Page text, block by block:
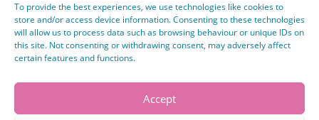
To provide the best experiences, we use technologies like cookies to
store and/or access device information. Consenting to these technologies
will allow us to process data such as browsing behaviour or unique IDs on
this site. Not consenting or withdrawing consent, may adversely affect
certain features and functions.
Accept